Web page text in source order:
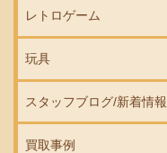
レトロゲーム
玩具
スタッフブログ/新着情報
買取事例